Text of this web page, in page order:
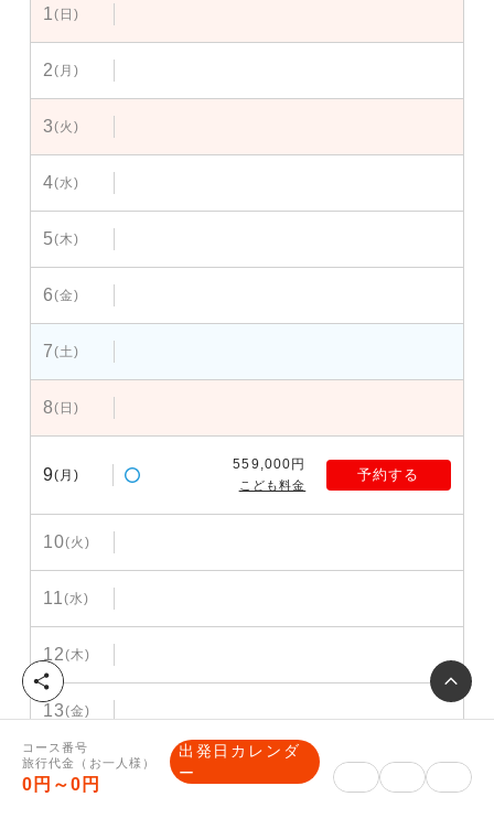
1(日)
2(月)
3(火)
4(水)
5(木)
6(金)
7(土)
8(日)
9(月)
559,000円
こども料金
予約する
10(火)
11(水)
12(木)
13(金)
14(土)
コース番号
旅行代金（お一人様）
0円～0円
出発日カレンダ
ー
シ
ェ
ア